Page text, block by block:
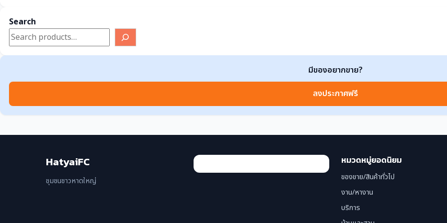
พระนครศรีอยุธยา
Search
มีของอยากขาย?
ลงประกาศฟรี
HatyaiFC
ชุมชนชาวหาดใหญ่
หมวดหมู่ยอดนิยม
ของขาย/สินค้าทั่วไป
งาน/หางาน
บริการ